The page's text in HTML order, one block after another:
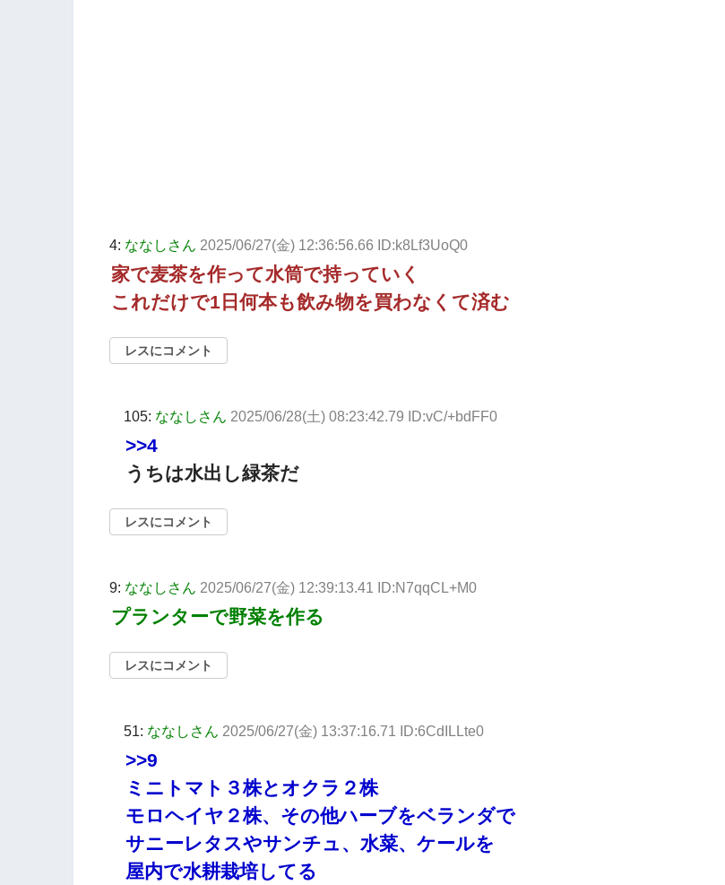
4: ななしさん 2025/06/27(金) 12:36:56.66 ID:k8Lf3UoQ0
家で麦茶を作って水筒で持っていく
これだけで1日何本も飲み物を買わなくて済む
レスにコメント
105: ななしさん 2025/06/28(土) 08:23:42.79 ID:vC/+bdFF0
>>4
うちは水出し緑茶だ
レスにコメント
9: ななしさん 2025/06/27(金) 12:39:13.41 ID:N7qqCL+M0
プランターで野菜を作る
レスにコメント
51: ななしさん 2025/06/27(金) 13:37:16.71 ID:6CdILLte0
>>9
ミニトマト３株とオクラ２株
モロヘイヤ２株、その他ハーブをベランダで
サニーレタスやサンチュ、水菜、ケールを
屋内で水耕栽培してる